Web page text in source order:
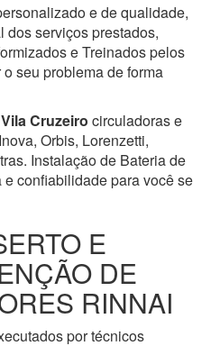
e de qualidade,
dos serviços prestados,
e Treinados pelos
seu problema de forma
Vila Cruzeiro circuladoras e
Orbis, Lorenzetti,
Instalação de Bateria de
confiabilidade para você se
E
DE
RINNAI
por técnicos